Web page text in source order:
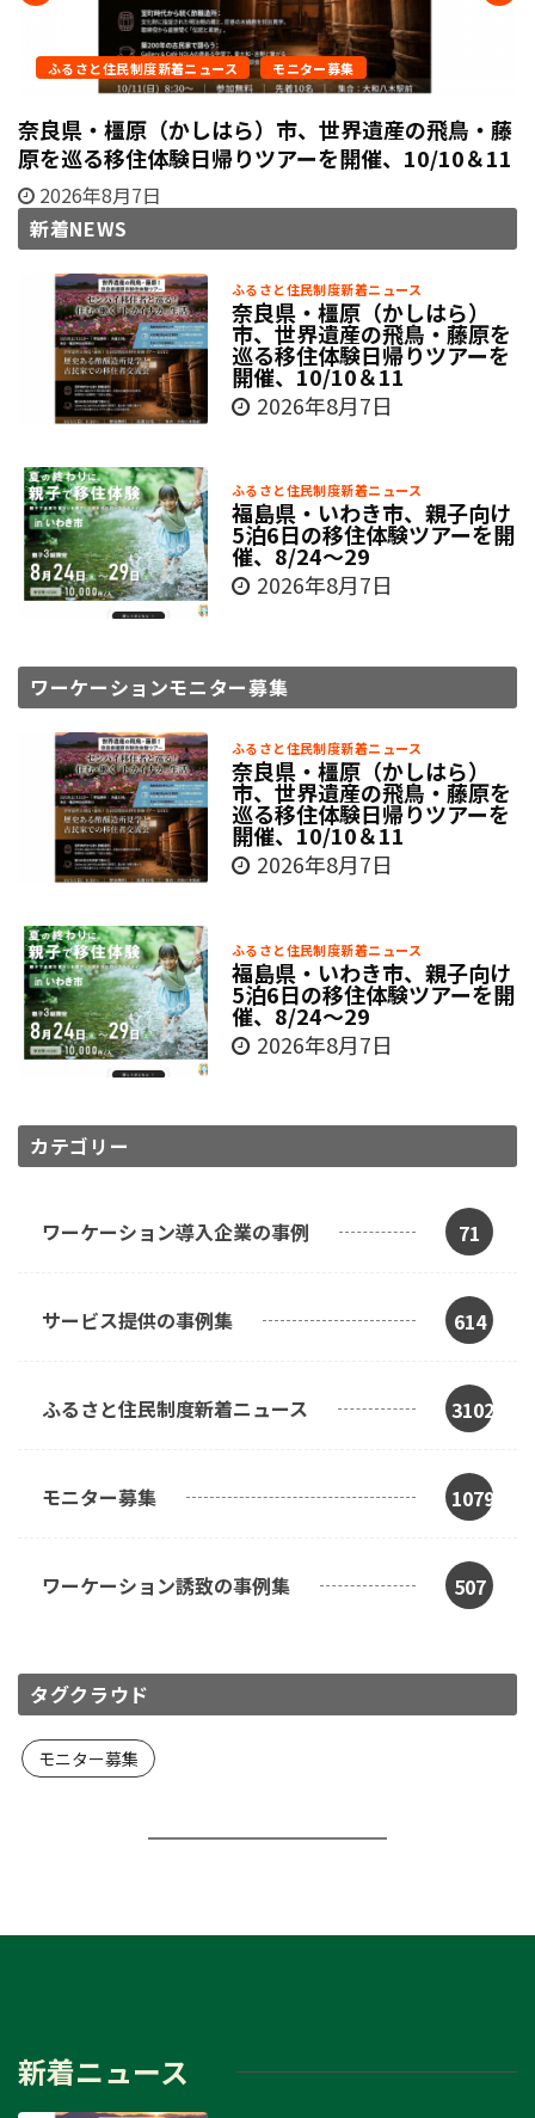
ふるさと住民制度新着ニュース モニター募集
奈良県・橿原（かしはら）市、世界遺産の飛鳥・藤
原を巡る移住体験日帰りツアーを開催、10/10＆11
2026年8月7日
新着NEWS
ふるさと住民制度新着ニュース
奈良県・橿原（かしはら）
市、世界遺産の飛鳥・藤原を
巡る移住体験日帰りツアーを
開催、10/10＆11
2026年8月7日
ふるさと住民制度新着ニュース
福島県・いわき市、親子向け
5泊6日の移住体験ツアーを開
催、8/24～29
2026年8月7日
ワーケーションモニター募集
ふるさと住民制度新着ニュース
奈良県・橿原（かしはら）
市、世界遺産の飛鳥・藤原を
巡る移住体験日帰りツアーを
開催、10/10＆11
2026年8月7日
ふるさと住民制度新着ニュース
福島県・いわき市、親子向け
5泊6日の移住体験ツアーを開
催、8/24～29
2026年8月7日
カテゴリー
ワーケーション導入企業の事例 71
サービス提供の事例集 614
ふるさと住民制度新着ニュース 3102
モニター募集 1079
ワーケーション誘致の事例集 507
タグクラウド
モニター募集
新着ニュース